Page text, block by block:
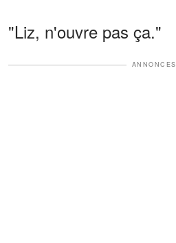
"Liz, n'ouvre pas ça."
ANNONCES